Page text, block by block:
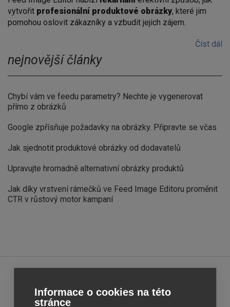
vytvořit profesionální produktové obrázky, které jim
pomohou oslovit zákazníky a vzbudit jejich zájem.
Číst dál
nejnovější články
Chybí vám ve feedu parametry? Nechte je vygenerovat
přímo z obrázků
Google zpřísňuje požadavky na obrázky. Připravte se včas
Jak sjednotit produktové obrázky od dodavatelů
Upravujte hromadně alternativní obrázky produktů
Jak díky vrstvení rámečků ve Feed Image Editoru proměnit
CTR v růstový motor kampaní
Image
Image
Informace o cookies na této
stránce